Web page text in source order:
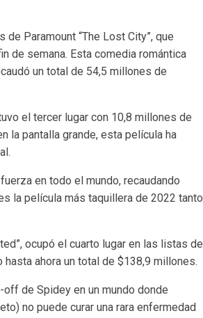
Paramount “The Lost City”, que
de semana. Esta comedia romántica
un total de 54,5 millones de
el tercer lugar con 10,8 millones de
la pantalla grande, esta película ha
en todo el mundo, recaudando
la película más taquillera de 2022 tanto
ocupó el cuarto lugar en las listas de
ahora un total de $138,9 millones.
de Spidey en un mundo donde
no puede curar una rara enfermedad